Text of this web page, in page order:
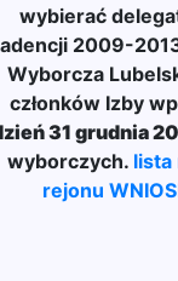
wybierać
2009-
Wyborcza
członków Izby
31 grudnia
wyborczych. lista
rejonu